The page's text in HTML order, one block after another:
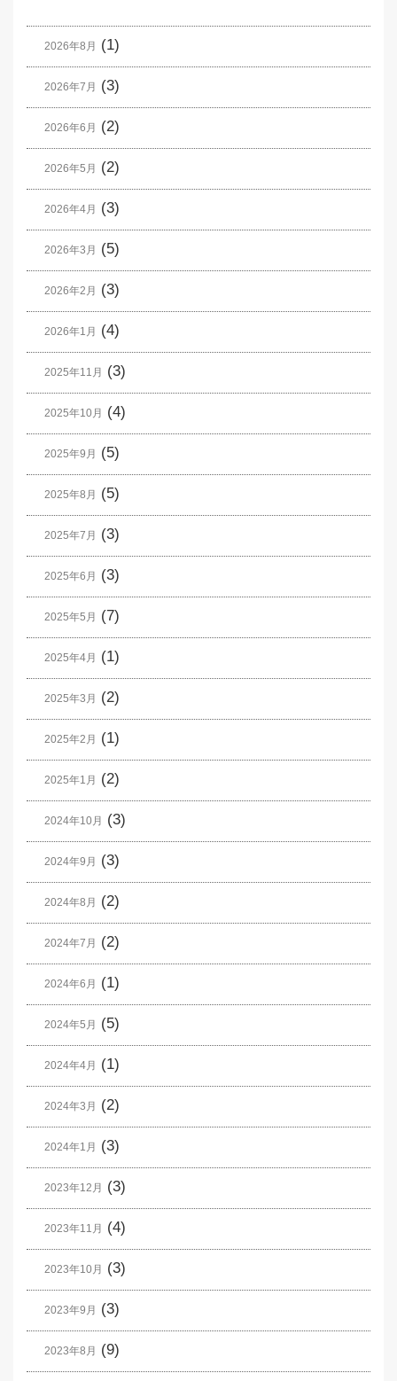
2026年8月 (1)
2026年7月 (3)
2026年6月 (2)
2026年5月 (2)
2026年4月 (3)
2026年3月 (5)
2026年2月 (3)
2026年1月 (4)
2025年11月 (3)
2025年10月 (4)
2025年9月 (5)
2025年8月 (5)
2025年7月 (3)
2025年6月 (3)
2025年5月 (7)
2025年4月 (1)
2025年3月 (2)
2025年2月 (1)
2025年1月 (2)
2024年10月 (3)
2024年9月 (3)
2024年8月 (2)
2024年7月 (2)
2024年6月 (1)
2024年5月 (5)
2024年4月 (1)
2024年3月 (2)
2024年1月 (3)
2023年12月 (3)
2023年11月 (4)
2023年10月 (3)
2023年9月 (3)
2023年8月 (9)